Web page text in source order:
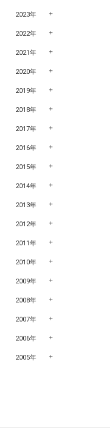
2023年
2022年
2021年
2020年
2019年
2018年
2017年
2016年
2015年
2014年
2013年
2012年
2011年
2010年
2009年
2008年
2007年
2006年
2005年